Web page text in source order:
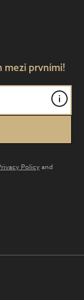
mezi prvními!
i
Policyand